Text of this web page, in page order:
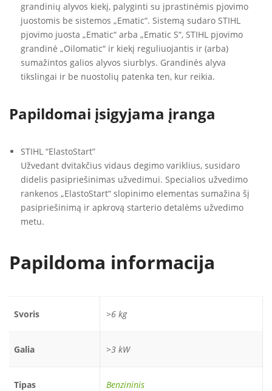
grandinių alyvos kiekį, palyginti su įprastinėmis pjovimo
juostomis be sistemos „Ematic“. Sistemą sudaro STIHL
pjovimo juosta „Ematic“ arba „Ematic S“, STIHL pjovimo
grandinė „Oilomatic“ ir kiekį reguliuojantis ir (arba)
sumažintos galios alyvos siurblys. Grandinės alyva
tikslingai ir be nuostolių patenka ten, kur reikia.
Papildomai įsigyjama įranga
STIHL “ElastoStart”
Užvedant dvitakčius vidaus degimo variklius, susidaro
didelis pasipriešinimas užvedimui. Specialios užvedimo
rankenos „ElastoStart“ slopinimo elementas sumažina šį
pasipriešinimą ir apkrovą starterio detalėms užvedimo
metu.
Papildoma informacija
Svoris >6 kg
Galia >3 kW
Tipas Benzininis